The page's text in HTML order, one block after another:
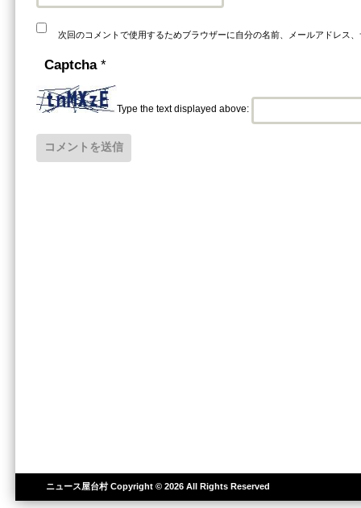
次回のコメントで使用するためブラウザーに自分の名前、メールアドレス
Captcha *
Type the text displayed above:
ニュース屋台村Copyright © 2026 All Rights Reserved